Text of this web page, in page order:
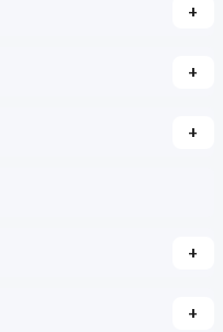
+
+
+
+
+